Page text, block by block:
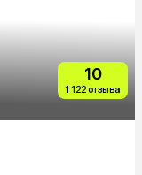
10
1 122 отзыва